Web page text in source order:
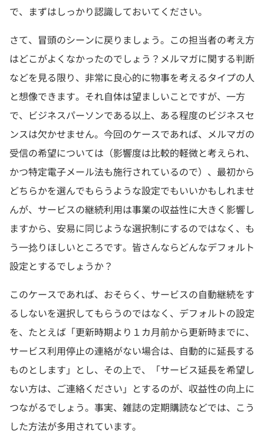
で、まずはしっかり認識しておいてください。
さて、冒頭のシーンに戻りましょう。この担当者の考え方
はどこがよくなかったのでしょう？メルマガに関する判断
などを見る限り、非常に良心的に物事を考えるタイプの人
と想像できます。それ自体は望ましいことですが、一方
で、ビジネスパーソンである以上、ある程度のビジネスセ
ンスは欠かせません。今回のケースであれば、メルマガの
受信の希望については（影響度は比較的軽微と考えられ、
かつ特定電子メール法も施行されているので）、最初から
どちらかを選んでもらうような設定でもいいかもしれませ
んが、サービスの継続利用は事業の収益性に大きく影響し
ますから、安易に同じような選択制にするのではなく、も
う一捻りほしいところです。皆さんならどんなデフォルト
設定とするでしょうか？
このケースであれば、おそらく、サービスの自動継続をす
るしないを選択してもらうのではなく、デフォルトの設定
を、たとえば「更新時期より１カ月前から更新時までに、
サービス利用停止の連絡がない場合は、自動的に延長する
ものとします」とし、その上で、「サービス延長を希望し
ない方は、ご連絡ください」とするのが、収益性の向上に
つながるでしょう。事実、雑誌の定期購読などでは、こう
した方法が多用されています。